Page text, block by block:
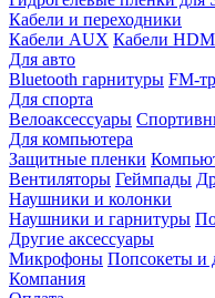
Кабели и переходники
Кабели AUX Кабели
Для авто
Bluetooth гарнитуры FM-
Для спорта
Велоаксессуары
Для компьютера
Защитные пленки
Вентиляторы Геймпады
Наушники и колонки
Наушники и гарнитуры
Другие аксессуары
Микрофоны Попсокеты и
Компания